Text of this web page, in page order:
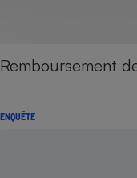
Remboursement
ENQUÊTE